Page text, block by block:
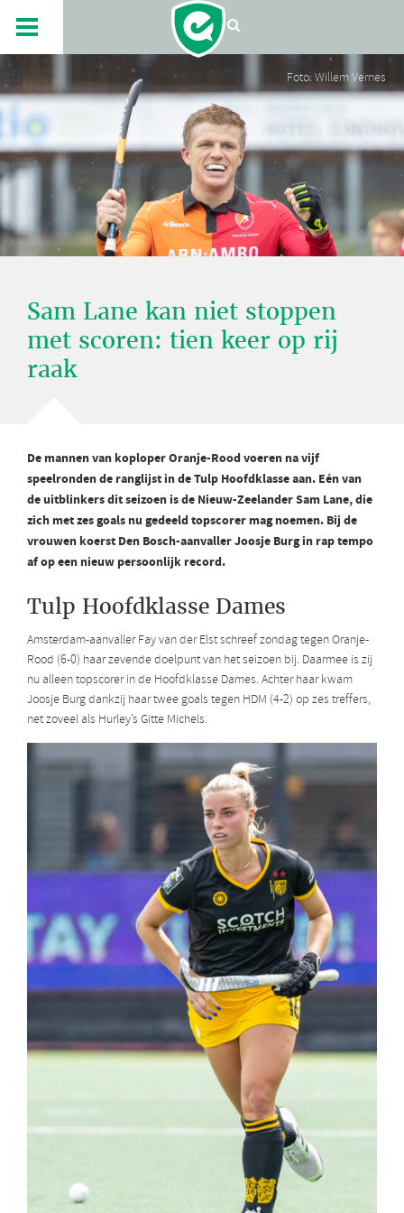
Foto: Willem Vernes
Sam Lane kan niet stoppen
met scoren: tien keer op rij
raak
De mannen van koploper Oranje-Rood voeren na vijf
speelronden de ranglijst in de Tulp Hoofdklasse aan. Eén van
de uitblinkers dit seizoen is de Nieuw-Zeelander Sam Lane, die
zich met zes goals nu gedeeld topscorer mag noemen. Bij de
vrouwen koerst Den Bosch-aanvaller Joosje Burg in rap tempo
af op een nieuw persoonlijk record.
Tulp Hoofdklasse Dames
Amsterdam-aanvaller Fay van der Elst schreef zondag tegen Oranje-
Rood (6-0) haar zevende doelpunt van het seizoen bij. Daarmee is zij
nu alleen topscorer in de Hoofdklasse Dames. Achter haar kwam
Joosje Burg dankzij haar twee goals tegen HDM (4-2) op zes treffers,
net zoveel als Hurley’s Gitte Michels.